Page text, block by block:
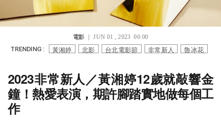
電影｜ JUN 01 , 2023 00:00
TRENDING : 黃湘婷 北影 台北電影節 非常新人 魯冰花
2023非常新人／黃湘婷12歲就敲響金
鐘！熱愛表演，期許腳踏實地做每個工
作